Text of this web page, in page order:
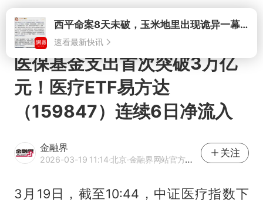
打开西平命案8天未破，玉米地里出现诡异一幕，我突然想起了欧金中
速看最新快讯
医保基金支出首次突破3万亿
元！医疗ETF易方达
（159847）连续6日净流入
金融界
2026-03-19 11:14·北京·金融界网站官方账号 优质财经领域创作者
关注
3月19日，截至10:44，中证医疗指数下